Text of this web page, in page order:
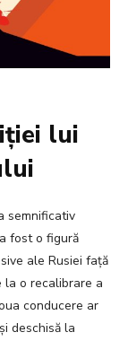
lui
semnificativ
fost o figură
ale Rusiei față
la o recalibrare a
conducere ar
deschisă la